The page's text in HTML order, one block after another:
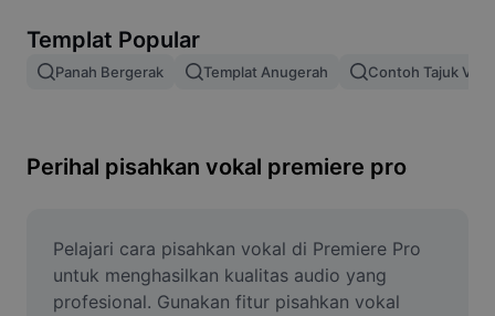
Gabungan imej
Ubah Saiz Imej
Penjana Meme
AI Text Remover
Templat Popular
Panah Bergerak Templat Anugerah Contoh Tajuk
Perihal pisahkan vokal premiere pro
Pelajari cara pisahkan vokal di Premiere Pro
untuk menghasilkan kualitas audio yang
profesional. Gunakan fitur pisahkan vokal